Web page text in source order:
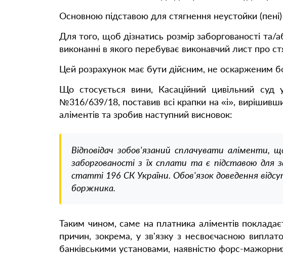
Основною підставою для стягнення неустойки
Для того, щоб дізнатись розмір заборгованості
виконанні в якого перебуває виконавчий лист про
Цей розрахунок має бути дійсним, не оскарженим
Що стосується вини, Касаційний цивільний
№316/639/18, поставив всі крапки на «і»,
аліментів та зробив наступний висновок:
Відповідач зобов'язаний сплачувати аліменти,
заборгованості з їх сплати та є підставою для
статті 196 СК України. Обов'язок доведення
боржника.
Таким чином, саме на платника аліментів
причин, зокрема, у зв'язку з несвоєчасною
банківськими установами, наявністю форс-